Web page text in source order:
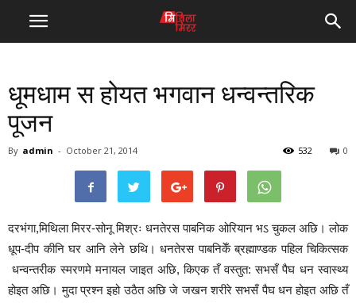
धूमधाम स होयत भगवान धन्वन्तरिक
पूजन
By admin - October 21, 2014 0
532
दरभंगा,मिथिला मिरर-सोनू मिश्रः धनतेरस पाबनिक ओरियान भऽ चुकल अछि। लोक
धूप-दीप कीनि घर आनि लेने छथि। धनतेरस पाबनिकेँ ब्रह्माण्डक पहिल चिकित्सक
धन्वन्तरीक स्मरणमे मनायल जाइत अछि, किएक तँ वस्तुत: सभसँ पैघ धन स्वास्थ्य
होइत अछि। मुदा प्रश्न इहो उठैत अछि जे जखन शरीरे सभसँ पैघ धन होइत अछि तँ